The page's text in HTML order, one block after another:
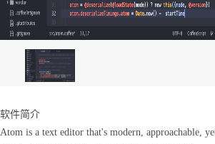
软件简介
Atom is a text editor that's modern, approachable,